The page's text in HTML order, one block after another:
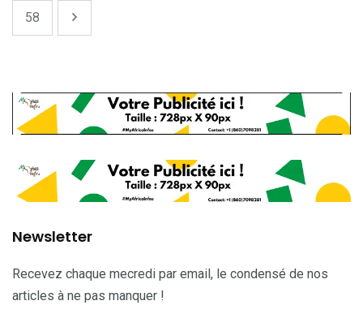
58
Newsletter
Recevez chaque mecredi par email, le condensé de nos
articles à ne pas manquer !